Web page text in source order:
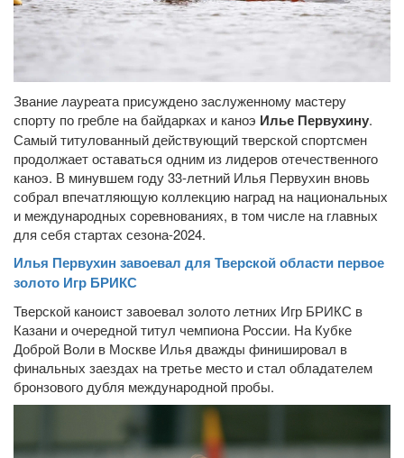
Звание лауреата присуждено заслуженному мастеру
спорту по гребле на байдарках и каноэ Илье Первухину.
Самый титулованный действующий тверской спортсмен
продолжает оставаться одним из лидеров отечественного
каноэ. В минувшем году 33-летний Илья Первухин вновь
собрал впечатляющую коллекцию наград на национальных
и международных соревнованиях, в том числе на главных
для себя стартах сезона-2024.
Илья Первухин завоевал для Тверской области первое
золото Игр БРИКС
Тверской каноист завоевал золото летних Игр БРИКС в
Казани и очередной титул чемпиона России. На Кубке
Доброй Воли в Москве Илья дважды финишировал в
финальных заездах на третье место и стал обладателем
бронзового дубля международной пробы.